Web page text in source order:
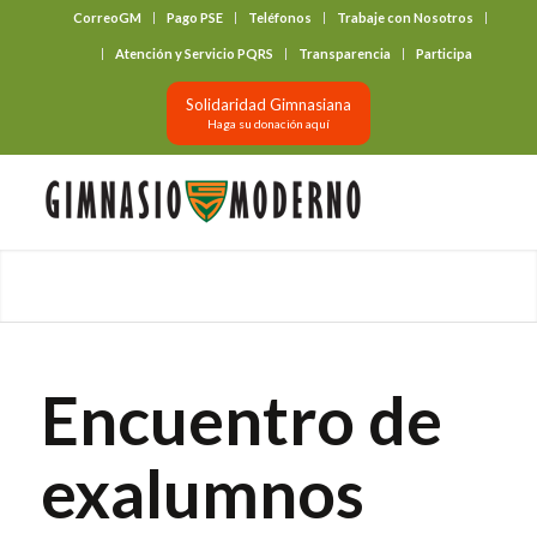
CorreoGM Pago PSE Teléfonos Trabaje con Nosotros
Atención y Servicio PQRS Transparencia Participa
Solidaridad Gimnasiana
Haga su donación aquí
Encuentro de
exalumnos